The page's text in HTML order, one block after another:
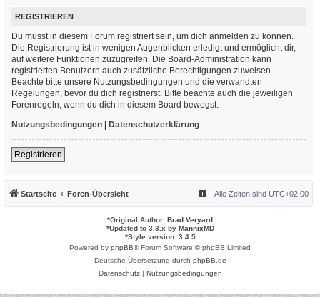
REGISTRIEREN
Du musst in diesem Forum registriert sein, um dich anmelden zu können.
Die Registrierung ist in wenigen Augenblicken erledigt und ermöglicht dir,
auf weitere Funktionen zuzugreifen. Die Board-Administration kann
registrierten Benutzern auch zusätzliche Berechtigungen zuweisen.
Beachte bitte unsere Nutzungsbedingungen und die verwandten
Regelungen, bevor du dich registrierst. Bitte beachte auch die jeweiligen
Forenregeln, wenn du dich in diesem Board bewegst.
Nutzungsbedingungen | Datenschutzerklärung
Registrieren
Startseite Foren-Übersicht Alle Zeiten sind UTC+02:00
*Original Author: Brad Veryard
*Updated to 3.3.x by MannixMD
*Style version: 3.4.5
Powered by phpBB® Forum Software © phpBB Limited
Deutsche Übersetzung durch phpBB.de
Datenschutz| Nutzungsbedingungen